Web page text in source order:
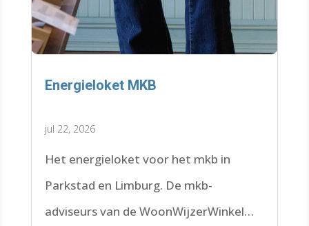
Energieloket MKB
jul 22, 2026
Het energieloket voor het mkb in
Parkstad en Limburg. De mkb-
adviseurs van de WoonWijzerWinkel